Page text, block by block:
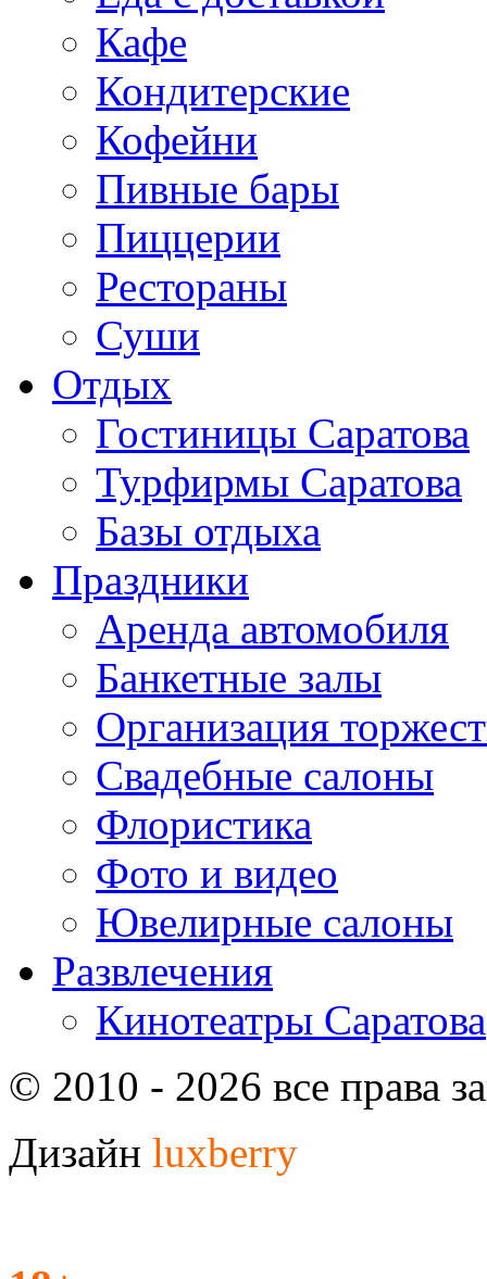
Кафе
Кондитерские
Кофейни
Пивные бары
Пиццерии
Рестораны
Суши
Отдых
Гостиницы Саратова
Турфирмы Саратова
Базы отдыха
Праздники
Аренда автомобиля
Банкетные залы
Организация
Свадебные салоны
Флористика
Фото и видео
Ювелирные салоны
Развлечения
Кинотеатры Саратова
© 2010 - 2026 все права
Дизайн luxberry